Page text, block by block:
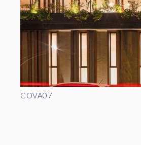
COVA07